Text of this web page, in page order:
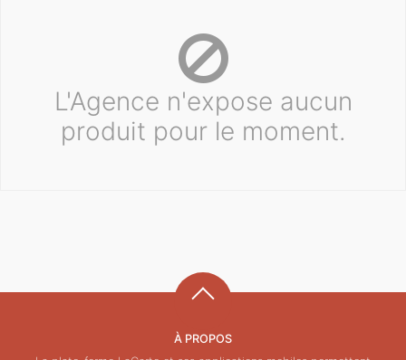
L'Agence n'expose aucun
produit pour le moment.
À PROPOS